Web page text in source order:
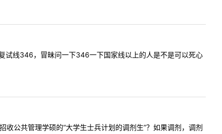
线346，冒昧问一下346一下国家线以上的人是不是可以死心
公共管理学硕的“大学生士兵计划的调剂生”？如果调剂，调剂